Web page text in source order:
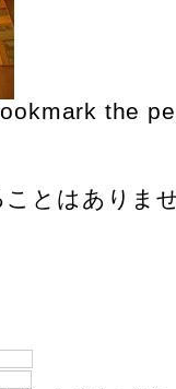
the
ことはありま